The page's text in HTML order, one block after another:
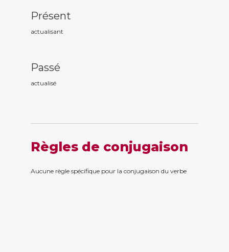
Présent
actualisant
Passé
actualisé
Règles de conjugaison
Aucune règle spécifique pour la conjugaison du verbe